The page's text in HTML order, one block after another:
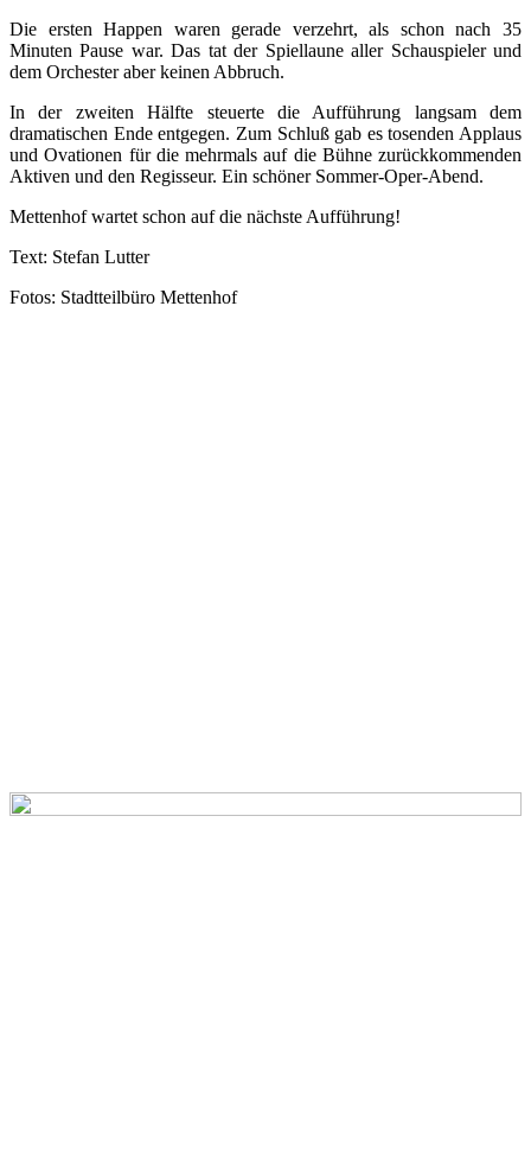
Die ersten Happen waren gerade verzehrt, als schon nach 35
Minuten Pause war. Das tat der Spiellaune aller Schauspieler und
dem Orchester aber keinen Abbruch.
In der zweiten Hälfte steuerte die Aufführung langsam dem
dramatischen Ende entgegen. Zum Schluß gab es tosenden Applaus
und Ovationen für die mehrmals auf die Bühne zurückkommenden
Aktiven und den Regisseur. Ein schöner Sommer-Oper-Abend.
Mettenhof wartet schon auf die nächste Aufführung!
Text: Stefan Lutter
Fotos: Stadtteilbüro Mettenhof